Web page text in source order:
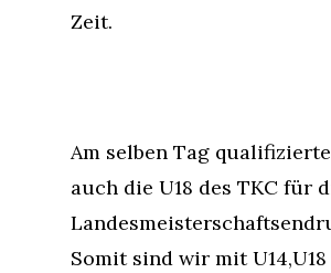
Zeit.
Am selben Tag
auch die U18 des TKC für
Somit sind wir mit